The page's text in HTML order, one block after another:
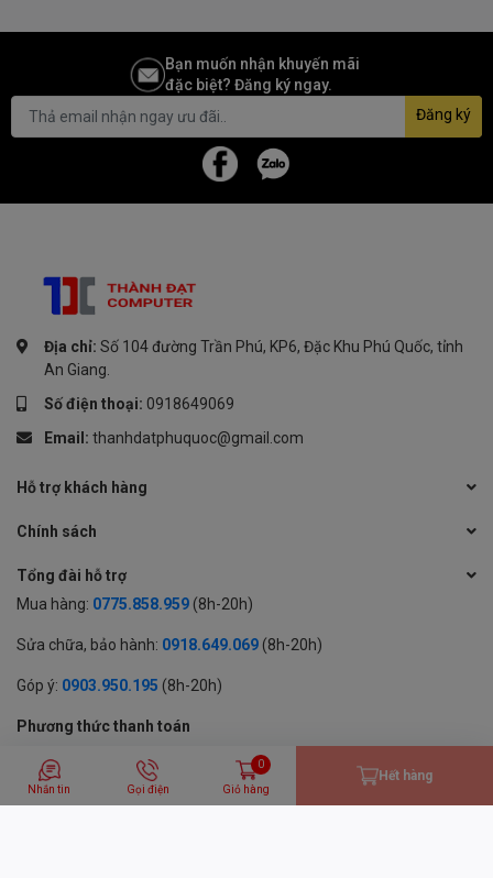
Bạn muốn nhận khuyến mãi
đặc biệt? Đăng ký ngay.
Đăng ký
Địa chỉ: Số 104 đường Trần Phú, KP6, Đặc Khu Phú Quốc, tỉnh
An Giang.
Số điện thoại: 0918649069
Email: thanhdatphuquoc@gmail.com
Hỗ trợ khách hàng
Chính sách
Tổng đài hỗ trợ
Mua hàng: 0775.858.959 (8h-20h)
Sửa chữa, bảo hành: 0918.649.069 (8h-20h)
Góp ý: 0903.950.195 (8h-20h)
Phương thức thanh toán
Nhắn tin Gọi điện
0
Giỏ hàng
Hết hàng